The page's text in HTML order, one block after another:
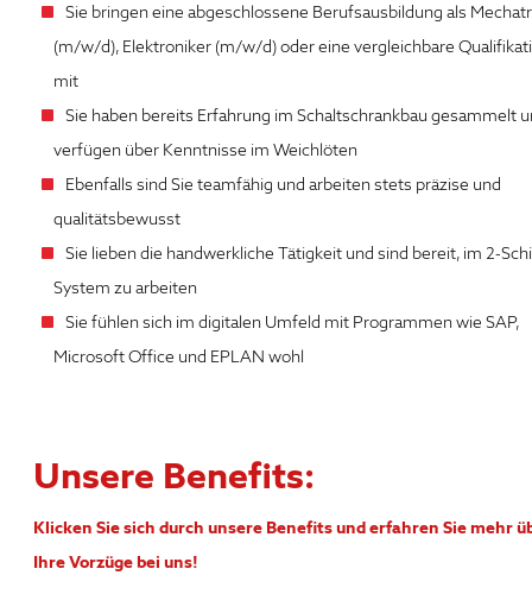
Sie bringen eine abgeschlossene Berufsausbildung als
(m/w/d), Elektroniker (m/w/d) oder eine vergleichbare
mit
Sie haben bereits Erfahrung im Schaltschrankbau gesammelt
verfügen über Kenntnisse im Weichlöten
Ebenfalls sind Sie teamfähig und arbeiten stets präzise und
qualitätsbewusst
Sie lieben die handwerkliche Tätigkeit und sind bereit, im 2-
System zu arbeiten
Sie fühlen sich im digitalen Umfeld mit Programmen wie SAP,
Microsoft Office und EPLAN wohl
Unsere Benefits:
Klicken Sie sich durch unsere Benefits und erfahren Sie mehr
Ihre Vorzüge bei uns!